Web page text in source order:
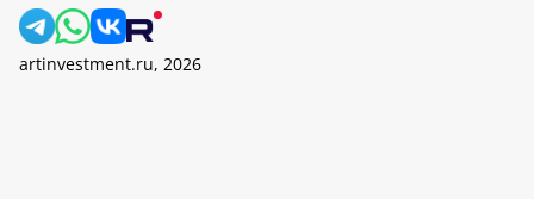
artinvestment.ru, 2026